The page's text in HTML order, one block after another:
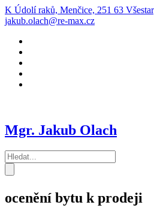
K Údolí raků, Menčice, 251 63
jakub.olach@re-max.cz
Mgr. Jakub Olach
ocenění bytu k prodeji